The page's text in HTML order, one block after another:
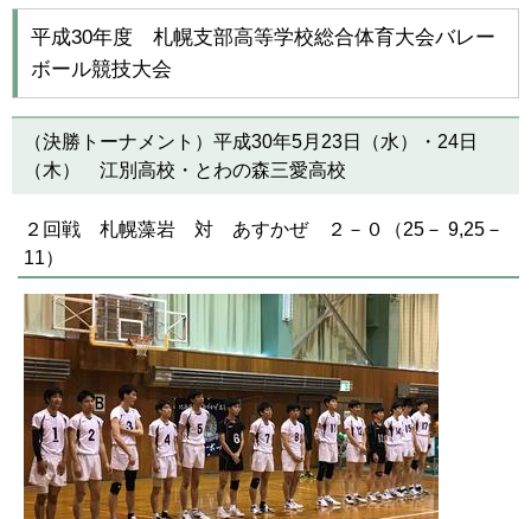
平成30年度 札幌支部高等学校総合体育大会バレー
ボール競技大会
（決勝トーナメント）平成30年5月23日（水）・24日
（木） 江別高校・とわの森三愛高校
２回戦 札幌藻岩 対 あすかぜ ２－０（25－ 9,25－
11）